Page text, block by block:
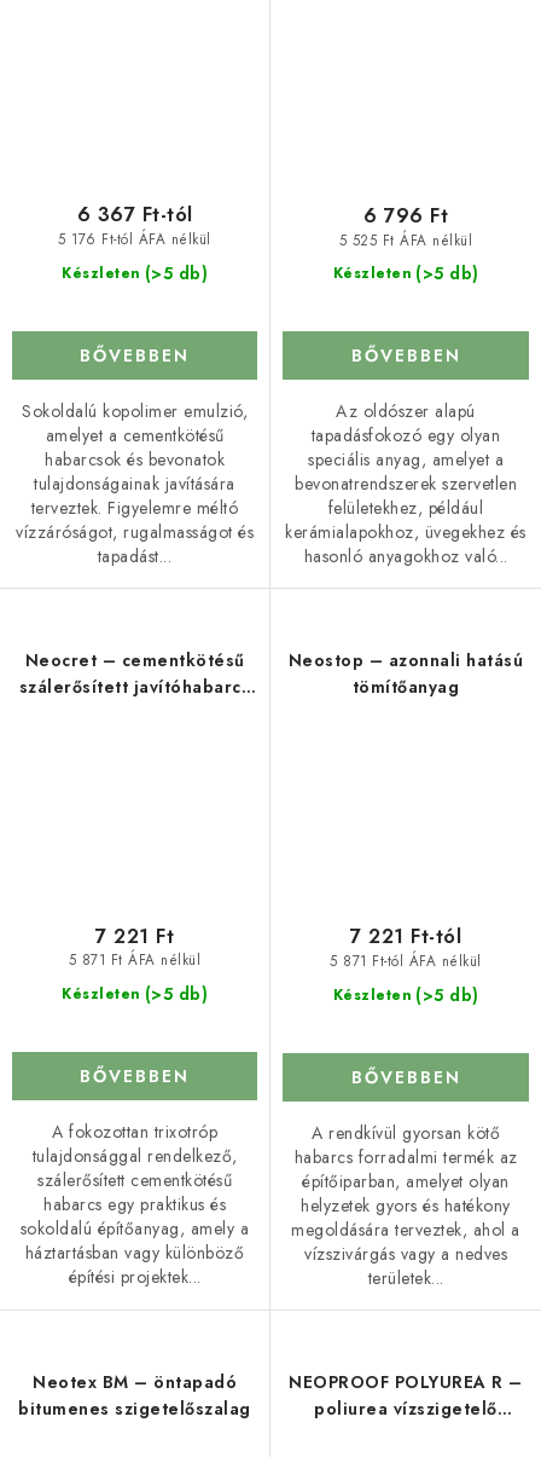
Készleten (>5 db)
5 176 Ft-tól ÁFA nélkül
6 367 Ft-tól
BŐVEBBEN
Sokoldalú kopolimer emulzió,
amelyet a cementkötésű
habarcsok és bevonatok
tulajdonságainak javítására
terveztek. Figyelemre méltó
vízzáróságot, rugalmasságot és
tapadást...
Készleten (>5 db)
5 525 Ft ÁFA nélkül
6 796 Ft
BŐVEBBEN
Az oldószer alapú
tapadásfokozó egy olyan
speciális anyag, amelyet a
bevonatrendszerek szervetlen
felületekhez, például
kerámialapokhoz, üvegekhez és
hasonló anyagokhoz való...
Neocret – cementkötésű
szálerősített javítóhabarcs
Készleten (>5 db)
5 871 Ft ÁFA nélkül
7 221 Ft
BŐVEBBEN
A fokozottan trixotróp
tulajdonsággal rendelkező,
szálerősített cementkötésű
habarcs egy praktikus és
sokoldalú építőanyag, amely a
háztartásban vagy különböző
építési projektek...
Neostop – azonnali hatású
tömítőanyag
Készleten (>5 db)
5 871 Ft-tól ÁFA nélkül
7 221 Ft-tól
BŐVEBBEN
A rendkívül gyorsan kötő
habarcs forradalmi termék az
építőiparban, amelyet olyan
helyzetek gyors és hatékony
megoldására terveztek, ahol a
vízszivárgás vagy a nedves
területek...
Neotex BM – öntapadó
bitumenes szigetelőszalag
NEOPROOF POLYUREA R –
poliurea vízszigetelő